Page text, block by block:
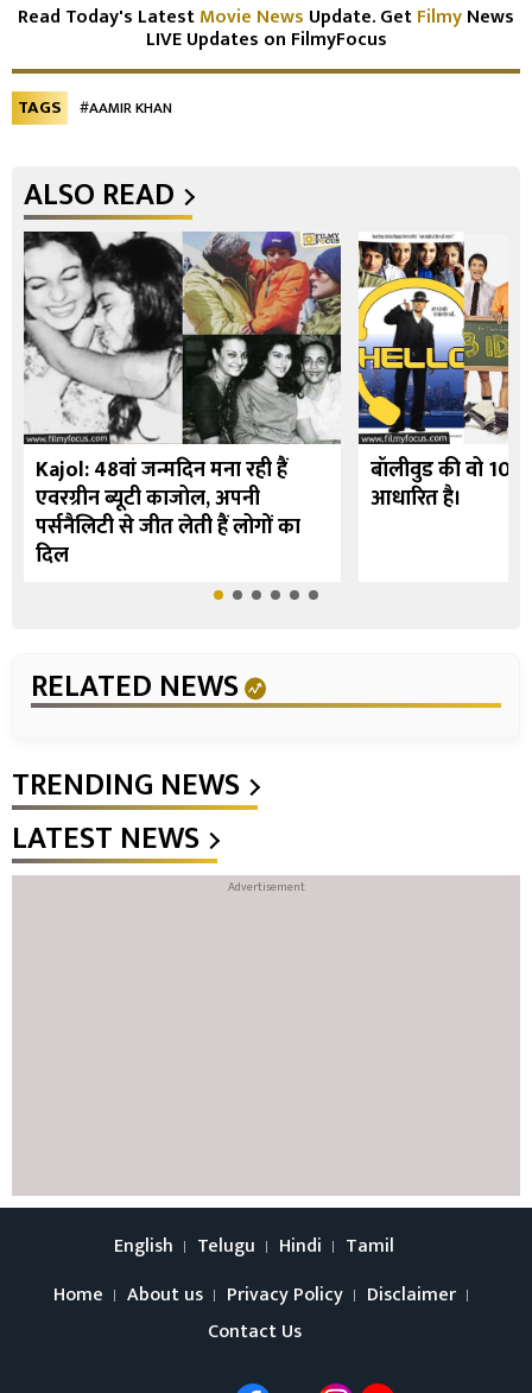
Read Today's LatestMovie News Update. GetFilmyNews
LIVE Updates on FilmyFocus
TAGS #AAMIR KHAN
ALSO READ
Kajol: 48वां जन्मदिन मना रही हैं
एवरग्रीन ब्यूटी काजोल, अपनी
पर्सनैलिटी से जीत लेती हैं लोगों का
दिल
बॉलीवुड की वो 10
आधारित है।
RELATED NEWS
TRENDING NEWS
LATEST NEWS
English Telugu Hindi
Tamil
Home
About us Privacy Policy
Disclaimer
Contact Us